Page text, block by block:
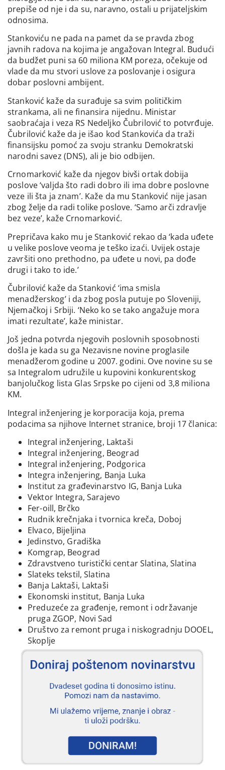
prepiše od nje i da su, naravno, ostali u prijateljskim
odnosima.
Stankoviću ne pada na pamet da se pravda zbog
javnih radova na kojima je angažovan Integral. Budući
da budžet puni sa 60 miliona KM poreza, očekuje od
vlade da mu stvori uslove za poslovanje i osigura
dobar poslovni ambijent.
Stanković kaže da surađuje sa svim političkim
strankama, ali ne finansira nijednu. Ministar
saobraćaja i veza RS Nedeljko Čubrilović to potvrđuje.
Čubrilović kaže da je išao kod Stankovića da traži
finansijsku pomoć za svoju stranku Demokratski
narodni savez (DNS), ali je bio odbijen.
Crnomarković kaže da njegov bivši ortak dobija
poslove ‘valjda što radi dobro ili ima dobre poslovne
veze ili šta ja znam’. Kaže da mu Stanković nije jasan
zbog želje da radi tolike poslove. ‘Samo arči zdravlje
bez veze’, kaže Crnomarković.
Prepričava kako mu je Stanković rekao da ‘kada uđete
u velike poslove veoma je teško izaći. Uvijek ostaje
završiti ono prethodno, pa uđete u novi, pa dođe
drugi i tako to ide.’
Čubrilović kaže da Stanković ‘ima smisla
menadžerskog’ i da zbog posla putuje po Sloveniji,
Njemačkoj i Srbiji. ‘Neko ko se tako angažuje mora
imati rezultate’, kaže ministar.
Još jedna potvrda njegovih poslovnih sposobnosti
došla je kada su ga Nezavisne novine proglasile
menadžerom godine u 2007. godini. Ove novine su se
sa Integralom udružile u kupovini konkurentskog
banjolučkog lista Glas Srpske po cijeni od 3,8 miliona
KM.
Integral inženjering je korporacija koja, prema
podacima sa njihove Internet stranice, broji 17 članica:
Integral inženjering, Laktaši
Integral inženjering, Beograd
Integral inženjering, Podgorica
Integra inženjering, Banja Luka
Institut za građevinarstvo IG, Banja Luka
Vektor Integra, Sarajevo
Fer-oill, Brčko
Rudnik krečnjaka i tvornica kreča, Doboj
Elvaco, Bijeljina
Jedinstvo, Gradiška
Komgrap, Beograd
Zdravstveno turistički centar Slatina, Slatina
Slateks tekstil, Slatina
Banja Laktaši, Laktaši
Ekonomski institut, Banja Luka
Preduzeće za građenje, remont i održavanje
pruga ZGOP, Novi Sad
Društvo za remont pruga i niskogradnju DOOEL,
Skoplje